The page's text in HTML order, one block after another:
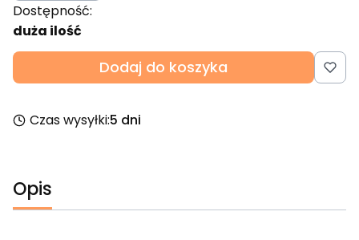
Dostępność:
duża ilość
Dodaj do koszyka
Czas wysyłki:5 dni
Opis